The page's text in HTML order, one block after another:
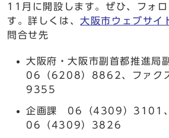
11月に開設します。ぜひ、フォ
す。詳しくは、大阪市ウェブサイ
問合せ先
大阪府・大阪市副首都推進局
06（6208）8862、ファ
9355
企画課 06（4309）3101
06（4309）3826